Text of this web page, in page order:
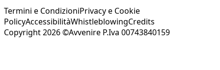
Termini e CondizioniPrivacy e Cookie
PolicyAccessibilitàWhistleblowingCredits
Copyright 2026 ©Avvenire P.Iva 00743840159